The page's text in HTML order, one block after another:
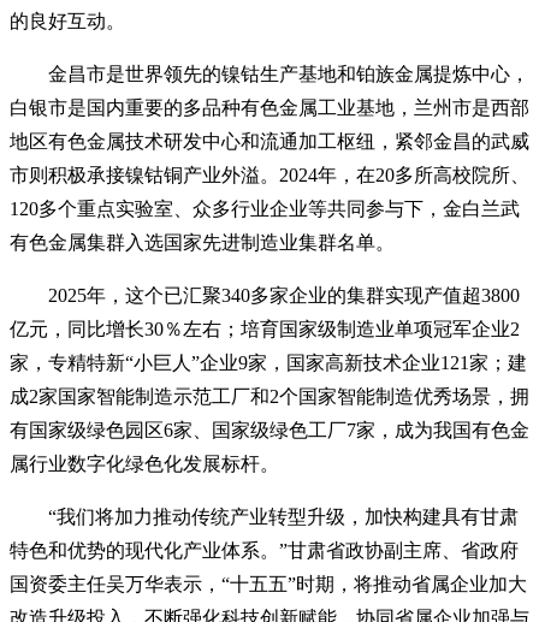
的良好互动。
金昌市是世界领先的镍钴生产基地和铂族金属提炼中心，
白银市是国内重要的多品种有色金属工业基地，兰州市是西部
地区有色金属技术研发中心和流通加工枢纽，紧邻金昌的武威
市则积极承接镍钴铜产业外溢。2024年，在20多所高校院所、
120多个重点实验室、众多行业企业等共同参与下，金白兰武
有色金属集群入选国家先进制造业集群名单。
2025年，这个已汇聚340多家企业的集群实现产值超3800
亿元，同比增长30％左右；培育国家级制造业单项冠军企业2
家，专精特新“小巨人”企业9家，国家高新技术企业121家；建
成2家国家智能制造示范工厂和2个国家智能制造优秀场景，拥
有国家级绿色园区6家、国家级绿色工厂7家，成为我国有色金
属行业数字化绿色化发展标杆。
“我们将加力推动传统产业转型升级，加快构建具有甘肃
特色和优势的现代化产业体系。”甘肃省政协副主席、省政府
国资委主任吴万华表示，“十五五”时期，将推动省属企业加大